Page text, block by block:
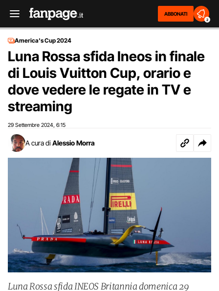
ABBONATI
2
America's Cup 2024
Luna Rossa sfida Ineos in finale
di Louis Vuitton Cup, orario e
dove vedere le regate in TV e
streaming
29 Settembre 2024 6:15
A cura di Alessio Morra
Luna Rossa sfida INEOS Britannia domenica 29